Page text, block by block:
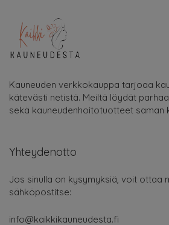
Kauneuden verkkokauppa tarjoaa
kätevästi netistä. Meiltä löydät
sekä kauneudenhoitotuotteet saman
Yhteydenotto
Jos sinulla on kysymyksiä, voit ottaa
sähköpostitse:
info@kaikkikauneudesta.fi